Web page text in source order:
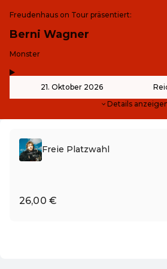
Freudenhaus on Tour präsentiert:
Berni Wagner
-
Monster
21. Oktober 2026
Details
Freie Platzwahl
26,00 €